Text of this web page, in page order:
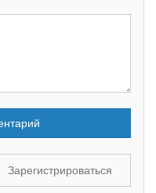
Зарегистрироваться